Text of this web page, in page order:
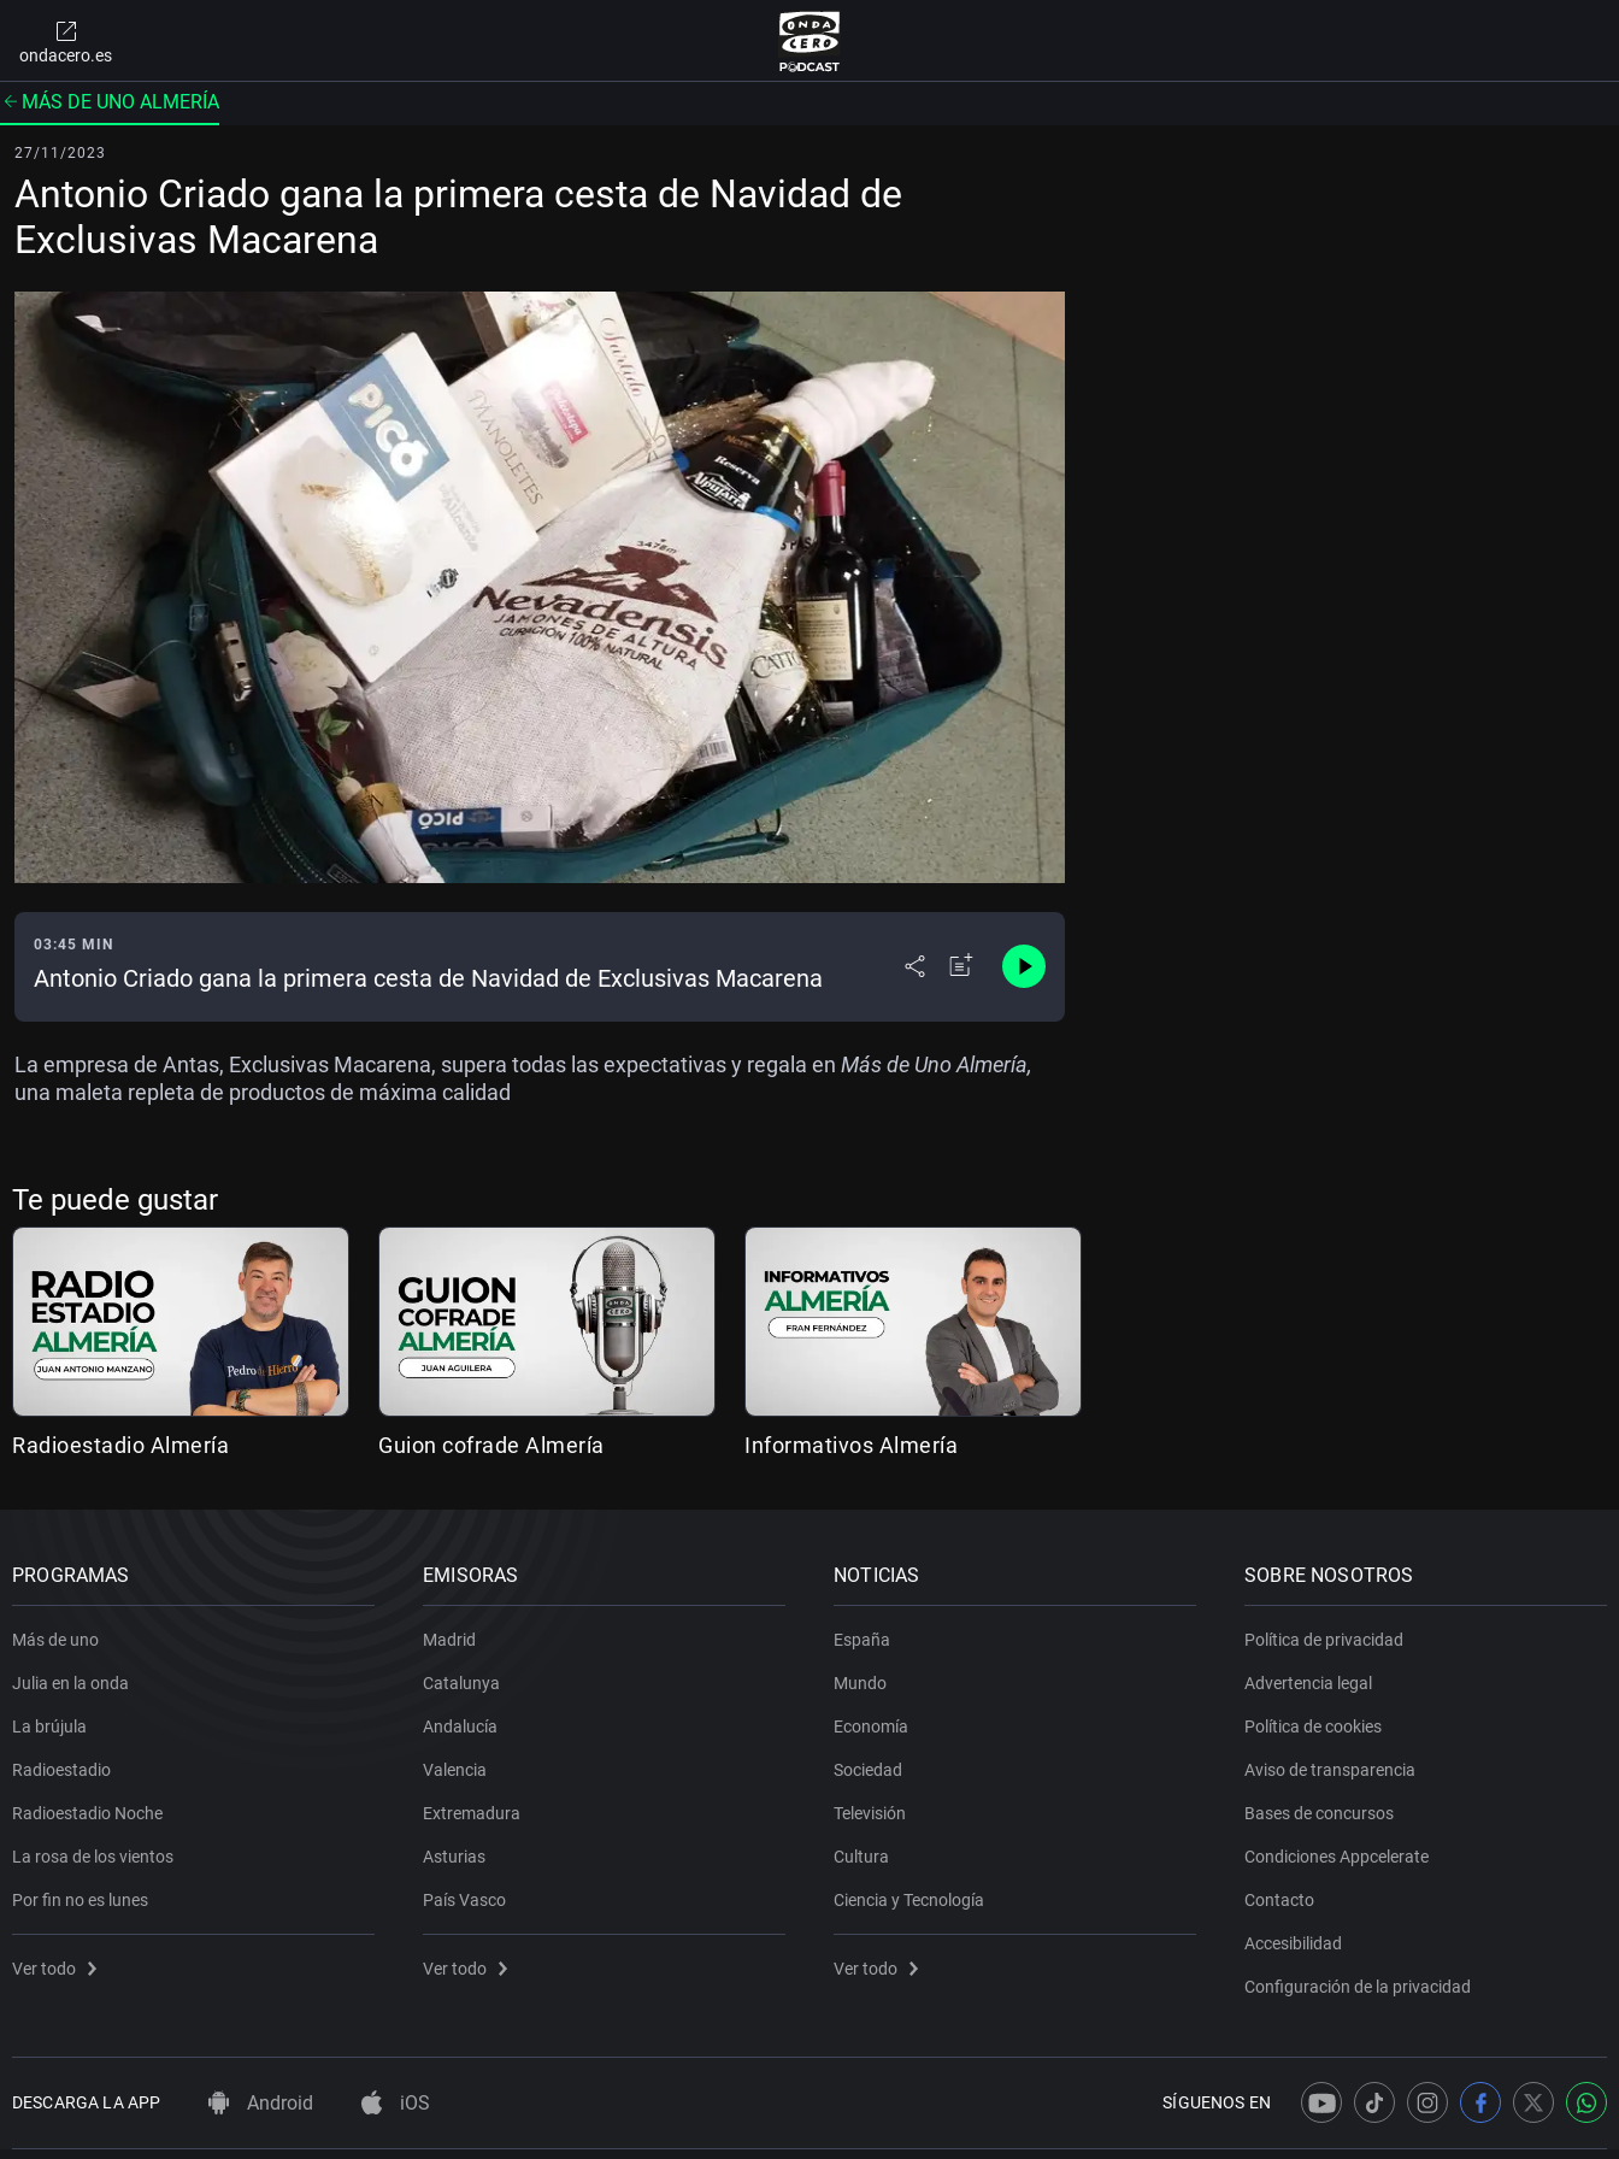
ondacero.es
MÁS DE UNO ALMERÍA
27/11/2023
Antonio Criado gana la primera cesta de Navidad de
Exclusivas Macarena
03:45 MIN
Antonio Criado gana la primera cesta de Navidad de Exclusivas Macarena
La empresa de Antas, Exclusivas Macarena, supera todas las expectativas y regala en Más de Uno Almería,
una maleta repleta de productos de máxima calidad
Te puede gustar
Radioestadio Almería Guion cofrade Almería Informativos Almería
PROGRAMAS
Más de uno
Julia en la onda
La brújula
Radioestadio
Radioestadio Noche
La rosa de los vientos
Por fin no es lunes
Ver todo
EMISORAS
Madrid
Catalunya
Andalucía
Valencia
Extremadura
Asturias
País Vasco
Ver todo
NOTICIAS
España
Mundo
Economía
Sociedad
Televisión
Cultura
Ciencia y Tecnología
Ver todo
SOBRE NOSOTROS
Política de privacidad
Advertencia legal
Política de cookies
Aviso de transparencia
Bases de concursos
Condiciones Appcelerate
Contacto
Accesibilidad
Configuración de la privacidad
DESCARGA LA APP Android iOS SÍGUENOS EN